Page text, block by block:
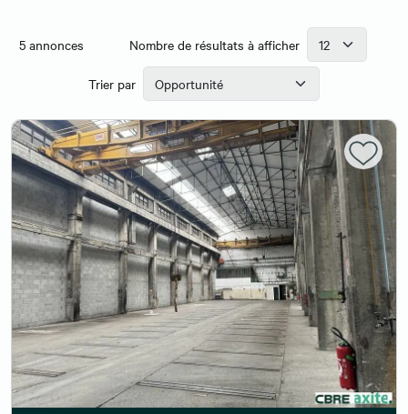
5annonces Nombre de résultats à afficher
Trier par